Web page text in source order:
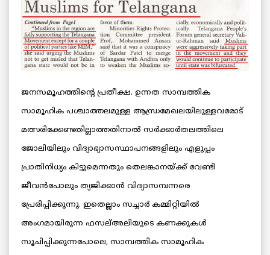
ജനസമൂഹത്തിന്റെ പ്രതീക്ഷ. ഉന്നത സാമ്പത്തിക
സാമൂഹിക പശ്ചാത്തലമുള്ള ആന്ധ്രമേഖലയിലുള്ളവരോട്
മത്സരിക്കേണ്ടതില്ലാത്തതിനാല്‍ സര്‍ക്കാര്‍തലത്തിലെ
ജോലിയിലും വിദ്യാഭ്യാസസ്ഥാപനങ്ങളിലും എളുപ്പം
പ്രാതിനിധ്യം കിട്ടുമെന്നതും തെലങ്കാനയ്ക്ക് വേണ്ടി
ജീവന്‍പോലും ത്യജിക്കാന്‍ വിദ്യാസമ്പന്നരെ
പ്രേരിപ്പിക്കുന്നു. ഇതെല്ലാം സച്ചാര്‍ കമ്മിറ്റിയില്‍
അംഗമായിരുന്ന ഫസല്അലിയുടെ കണക്കുകള്‍
സൂചിപ്പിക്കുന്നപോലെ, സാമ്പത്തിക സാമൂഹിക